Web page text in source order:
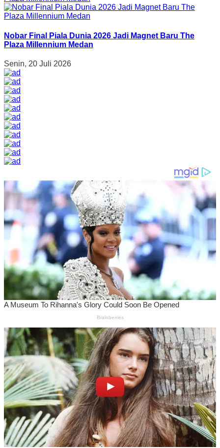
Nobar Final Piala Dunia 2026 Jadi Magnet Baru The
Plaza Millennium Medan
Senin, 20 Juli 2026